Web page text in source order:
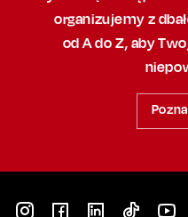
organizujemy z
od A do Z, aby